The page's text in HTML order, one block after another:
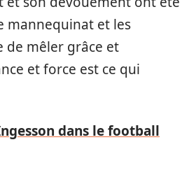
mannequinat et les
de mêler grâce et
et force est ce qui
dans le football